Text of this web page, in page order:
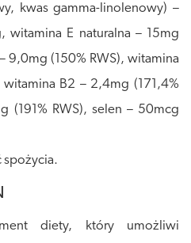
kwas gamma-linolenowy) –
E naturalna – 15mg
9,0mg (150% RWS), witamina
B2 – 2,4mg (171,4%
(191% RWS), selen – 50mcg
spożycia.
diety, który umożliwi